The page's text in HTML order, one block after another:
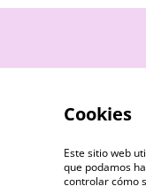
©2026
Cookies
Este sitio web
que podamos
controlar cómo